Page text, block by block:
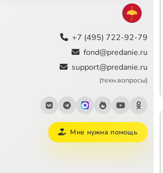
+7 (495) 722-92-79
fond@predanie.ru
support@predanie.ru
(техн.вопросы)
Мне нужна помощь